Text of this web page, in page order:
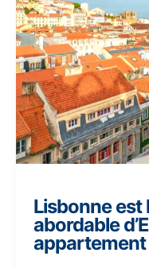
Lisbonne est
abordable
appartement